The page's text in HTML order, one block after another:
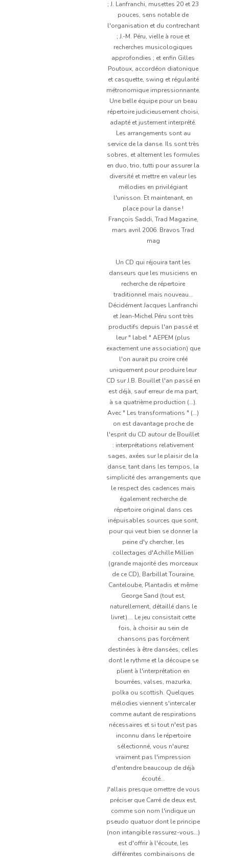
; J. Lanfranchi, musettes 20 et 23
pouces, sens notable de
l'organisation et du contrechant
; J.-M. Péru, vielle à roue et
recherches musicologiques
approfondies ; et enfin Gilles
Poutoux, accordéon diatonique
et casquette, swing et régularité
métronomique impressionnante.
Une belle équipe pour un beau
répertoire judicieusement choisi,
adapté et justement interprété.
Les arrangements sont au
service de la danse. Ils sont très
sobres, et alternent les formules
en duo, trio, tutti pour assurer la
diversité et mettre en valeur les
mélodies en privilégiant
l'unisson. Et maintenant, en
place pour la danse !
François Saddi, Trad Magazine,
mars avril 2006. Bravos Trad
mag
Un CD qui réjouira tant les
danseurs que les musiciens en
recherche de répertoire
traditionnel mais nouveau…
Décidément Jacques Lanfranchi
et Jean-Michel Péru sont très
productifs depuis l'an passé et
leur " label " AEPEM (plus
exactement une association) que
l'on aurait pu croire créé
uniquement pour produire leur
CD sur J.B. Bouillet l'an passé en
est déjà, sauf erreur de ma part,
à sa quatrième production (…).
Avec " Les transformations " (…)
on est davantage proche de
l'esprit du CD autour de Bouillet
: interprétations relativement
sages, axées sur le plaisir de la
danse, tant dans les tempos, la
simplicité des arrangements que
le respect des cadences mais
également recherche de
répertoire original dans ces
inépuisables sources que sont,
pour qui veut bien se donner la
peine d'y chercher, les
collectages d'Achille Millien
(grande majorité des morceaux
de ce CD), Barbillat Touraine,
Canteloube, Plantadis et même
George Sand (tout est,
naturellement, détaillé dans le
livret)…. Le jeu consistait cette
fois, à choisir au sein de
chansons pas forcément
destinées à être dansées, celles
dont le rythme et la découpe se
plient à l'interprétation en
bourrées, valses, mazurka,
polka ou scottish. Quelques
mélodies viennent s'intercaler
comme autant de respirations
nécessaires et si tout n'est pas
inconnu dans le répertoire
sélectionné, vous n'aurez
vraiment pas l'impression
d'entendre beaucoup de déjà
écouté…
J'allais presque omettre de vous
préciser que Carré de deux est,
comme son nom l'indique un
pseudo quatuor dont le principe
(non intangible rassurez-vous…)
est d'offrir à l'écoute, les
différentes combinaisons de